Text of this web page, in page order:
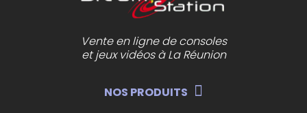
Vente en ligne de consoles
et jeux vidéos à La Réunion
NOS PRODUITS